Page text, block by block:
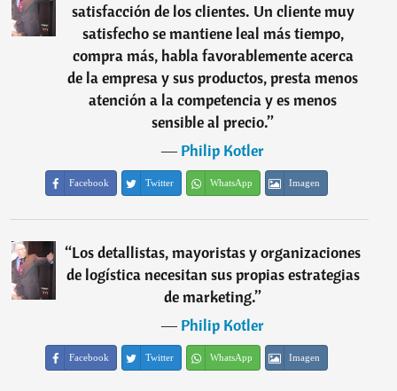
satisfacción de los clientes. Un cliente muy
satisfecho se mantiene leal más tiempo,
compra más, habla favorablemente acerca
de la empresa y sus productos, presta menos
atención a la competencia y es menos
sensible al precio.”
―Philip Kotler
Facebook Twitter WhatsApp Imagen
“Los detallistas, mayoristas y organizaciones
de logística necesitan sus propias estrategias
de marketing.”
―Philip Kotler
Facebook Twitter WhatsApp Imagen